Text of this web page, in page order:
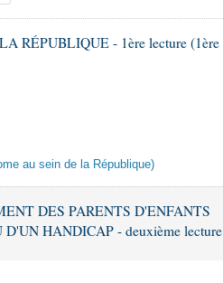
RÉPUBLIQUE - 1ère lecture (1ère
au sein de la République)
DES PARENTS D'ENFANTS
HANDICAP - deuxième lecture